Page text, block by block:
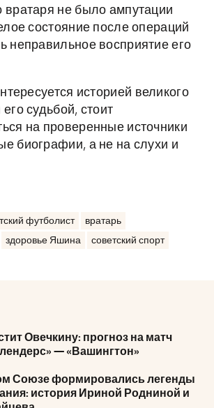
вратаря не было ампутации
состояние после операций
неправильное восприятие его
историей великого
судьбой, стоит
на проверенные источники
биографии, а не на слухи и
футболист
вратарь
здоровье Яшина советский спорт
Овечкину: прогноз на матч
— «Вашингтон»
Союзе формировались легенды
история Ириной Родниной и